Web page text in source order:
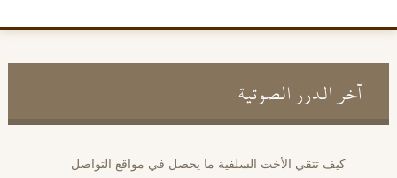
آخر الدرر الصوتية
كيف تتقي الأخت السلفية ما يحصل في مواقع التواصل